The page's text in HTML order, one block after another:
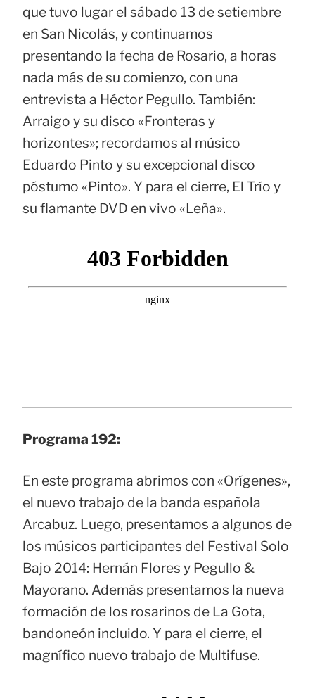
que tuvo lugar el sábado 13 de setiembre
en San Nicolás, y continuamos
presentando la fecha de Rosario, a horas
nada más de su comienzo, con una
entrevista a Héctor Pegullo. También:
Arraigo y su disco «Fronteras y
horizontes»; recordamos al músico
Eduardo Pinto y su excepcional disco
póstumo «Pinto». Y para el cierre, El Trío y
su flamante DVD en vivo «Leña».
Programa 192:
En este programa abrimos con «Orígenes»,
el nuevo trabajo de la banda española
Arcabuz. Luego, presentamos a algunos de
los músicos participantes del Festival Solo
Bajo 2014: Hernán Flores y Pegullo &
Mayorano. Además presentamos la nueva
formación de los rosarinos de La Gota,
bandoneón incluido. Y para el cierre, el
magnífico nuevo trabajo de Multifuse.